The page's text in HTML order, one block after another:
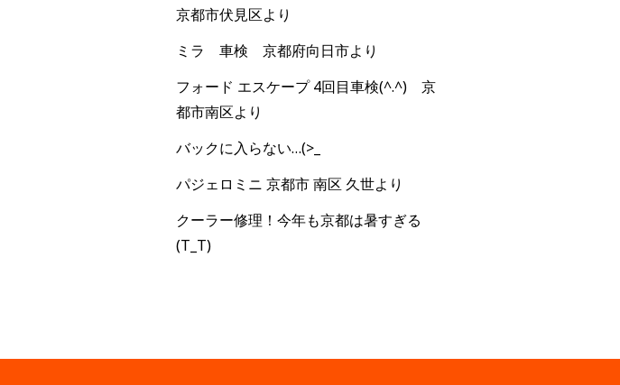
京都市伏見区より
ミラ 車検 京都府向日市より
フォード エスケープ 4回目車検(^.^) 京
都市南区より
バックに入らない…(>_
パジェロミニ 京都市 南区 久世より
クーラー修理！今年も京都は暑すぎる
(T_T)